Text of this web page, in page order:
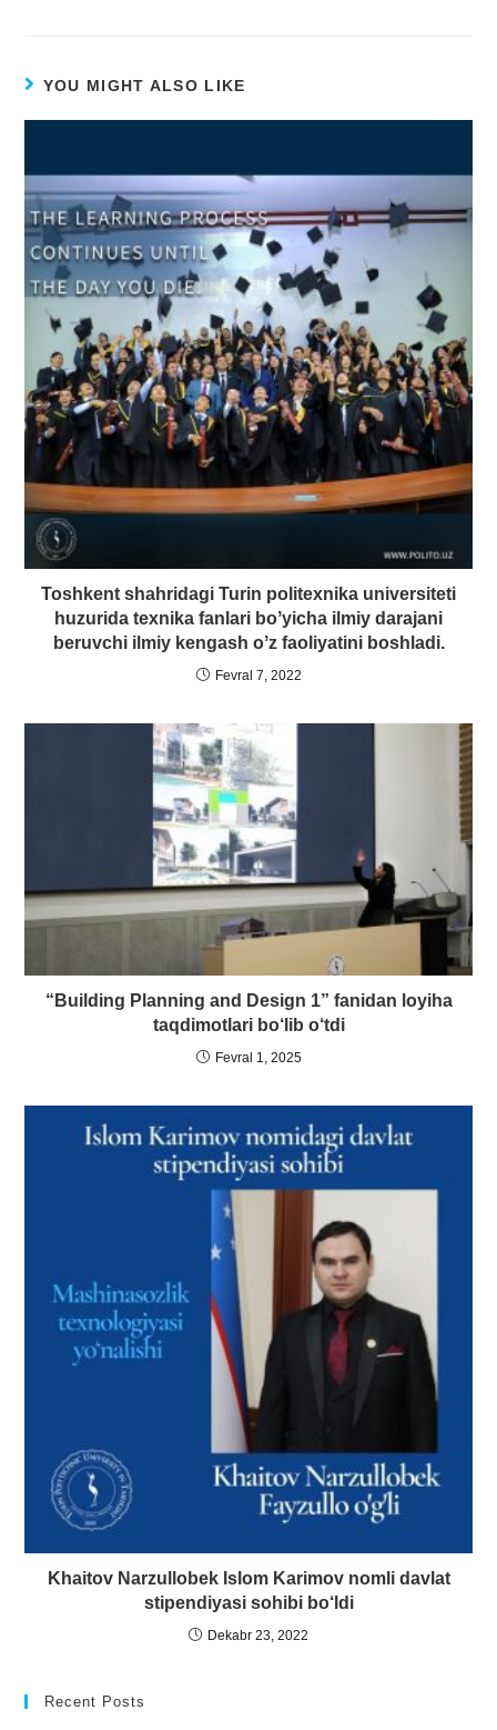
YOU MIGHT ALSO LIKE
Toshkent shahridagi Turin politexnika universiteti
huzurida texnika fanlari boʼyicha ilmiy darajani
beruvchi ilmiy kengash oʼz faoliyatini boshladi.
Fevral 7, 2022
“Building Planning and Design 1” fanidan loyiha
taqdimotlari bo‘lib o‘tdi
Fevral 1, 2025
Khaitov Narzullobek Islom Karimov nomli davlat
stipendiyasi sohibi bo‘ldi
Dekabr 23, 2022
Recent Posts